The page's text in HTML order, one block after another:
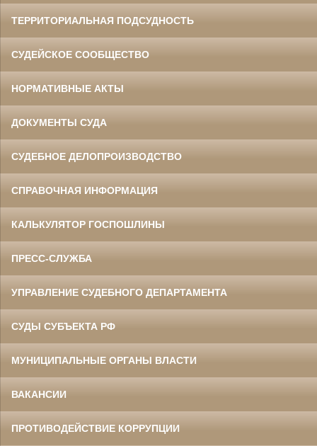
ТЕРРИТОРИАЛЬНАЯ ПОДСУДНОСТЬ
СУДЕЙСКОЕ СООБЩЕСТВО
НОРМАТИВНЫЕ АКТЫ
ДОКУМЕНТЫ СУДА
СУДЕБНОЕ ДЕЛОПРОИЗВОДСТВО
СПРАВОЧНАЯ ИНФОРМАЦИЯ
КАЛЬКУЛЯТОР ГОСПОШЛИНЫ
ПРЕСС-СЛУЖБА
УПРАВЛЕНИЕ СУДЕБНОГО ДЕПАРТАМЕНТА
СУДЫ СУБЪЕКТА РФ
МУНИЦИПАЛЬНЫЕ ОРГАНЫ ВЛАСТИ
ВАКАНСИИ
ПРОТИВОДЕЙСТВИЕ КОРРУПЦИИ